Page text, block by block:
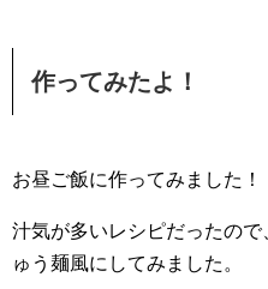
作ってみたよ！
お昼ご飯に作ってみました！
汁気が多いレシピだったの
ゅう麺風にしてみました。